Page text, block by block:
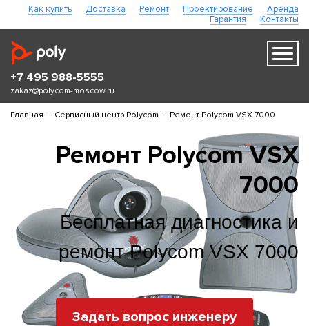
Как купить Доставка Ремонт Проектирование
Аренда
Гарантия
Контакты
+7 495 988-5555
zakaz@polycom-moscow.ru
Главная – Сервисный центр Polycom – Ремонт Polycom VSX 7000
Ремонт Polycom VSX
7000
Бесплатная диагностика и
ремонт Polycom VSX 7000
Задать вопрос инженеру